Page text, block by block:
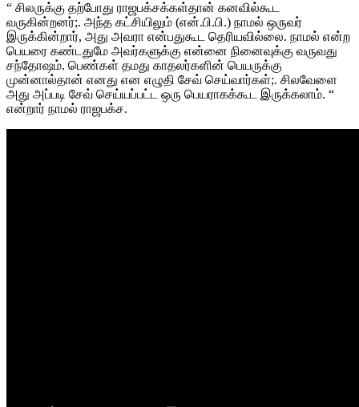
“ சிலருக்கு தற்போது ராஜபக்சக்கள்தான் கனவில்கூட
வருகின்றனர்;. அந்த கட்சியிலும் (என்.பி.பி.) நாமல் ஒருவர்
இருக்கின்றார், அது அவரா என்பதுகூட தெரியவில்லை. நாமல் என்ற
பெயரை கண்டதுமே அவர்களுக்கு என்னை நினைவுக்கு வருவது
சந்தோஷம். பெண்கள் தமது காதலர்களின் பெயருக்கு
முன்னால்தான் எனது என எழுதி சேவ் செய்வார்கள்;. சிலவேளை
அது அப்படி சேவ் செய்யப்பட்ட ஒரு பெயராகக்கூட இருக்கலாம். “
என்றார் நாமல் ராஜபக்ச.